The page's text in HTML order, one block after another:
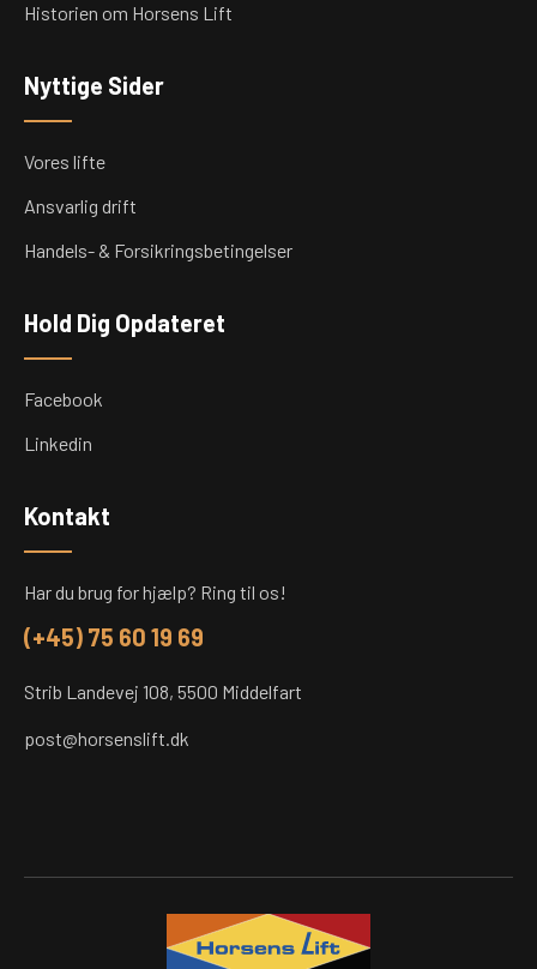
Historien om Horsens Lift
Nyttige Sider
Vores lifte
Ansvarlig drift
Handels- & Forsikringsbetingelser
Hold Dig Opdateret
Facebook
Linkedin
Kontakt
Har du brug for hjælp? Ring til os!
(+45) 75 60 19 69
Strib Landevej 108, 5500 Middelfart
post@horsenslift.dk